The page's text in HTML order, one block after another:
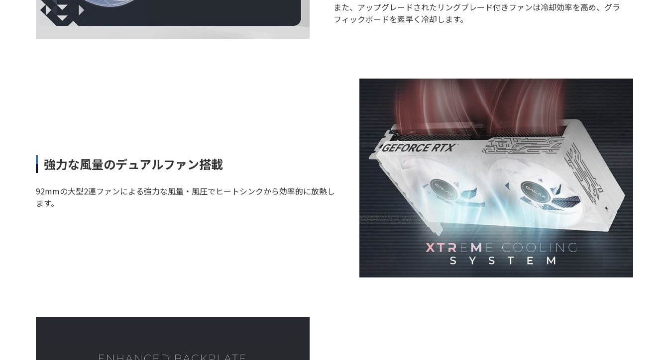
また、アップグレードされたリングブレード付きファンは冷却効率を高め、グラ
フィックボードを素早く冷却します。
強力な風量のデュアルファン搭載
92mmの大型2連ファンによる強力な風量・風圧でヒートシンクから効率的に放熱し
ます。